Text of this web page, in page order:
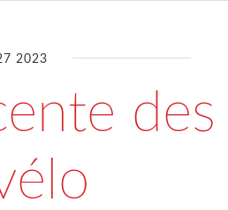
2023
des